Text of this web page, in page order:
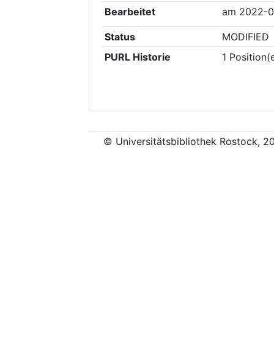
Bearbeitet am 2022-
Status
MODIFIED
PURL Historie
1
© Universitätsbibliothek Rostock,